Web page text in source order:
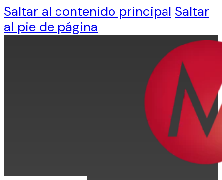
Saltar al contenido principal Saltar
al pie de página